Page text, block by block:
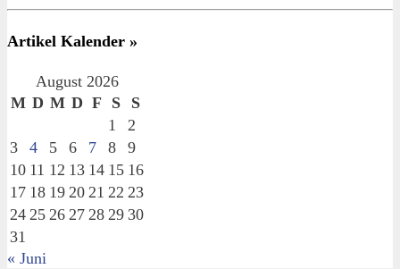
Artikel Kalender »
August 2026
M D M D F S
S
1
2
3
4 5 6 7 8
9
10 11 12 13 14 15 16
17 18 19 20 21 22 23
24 25 26 27 28 29 30
31
« Juni